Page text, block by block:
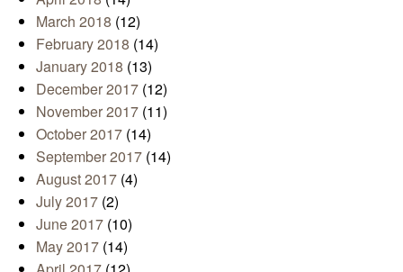
March 2018 (12)
February 2018 (14)
January 2018 (13)
December 2017 (12)
November 2017 (11)
October 2017 (14)
September 2017 (14)
August 2017 (4)
July 2017 (2)
June 2017 (10)
May 2017 (14)